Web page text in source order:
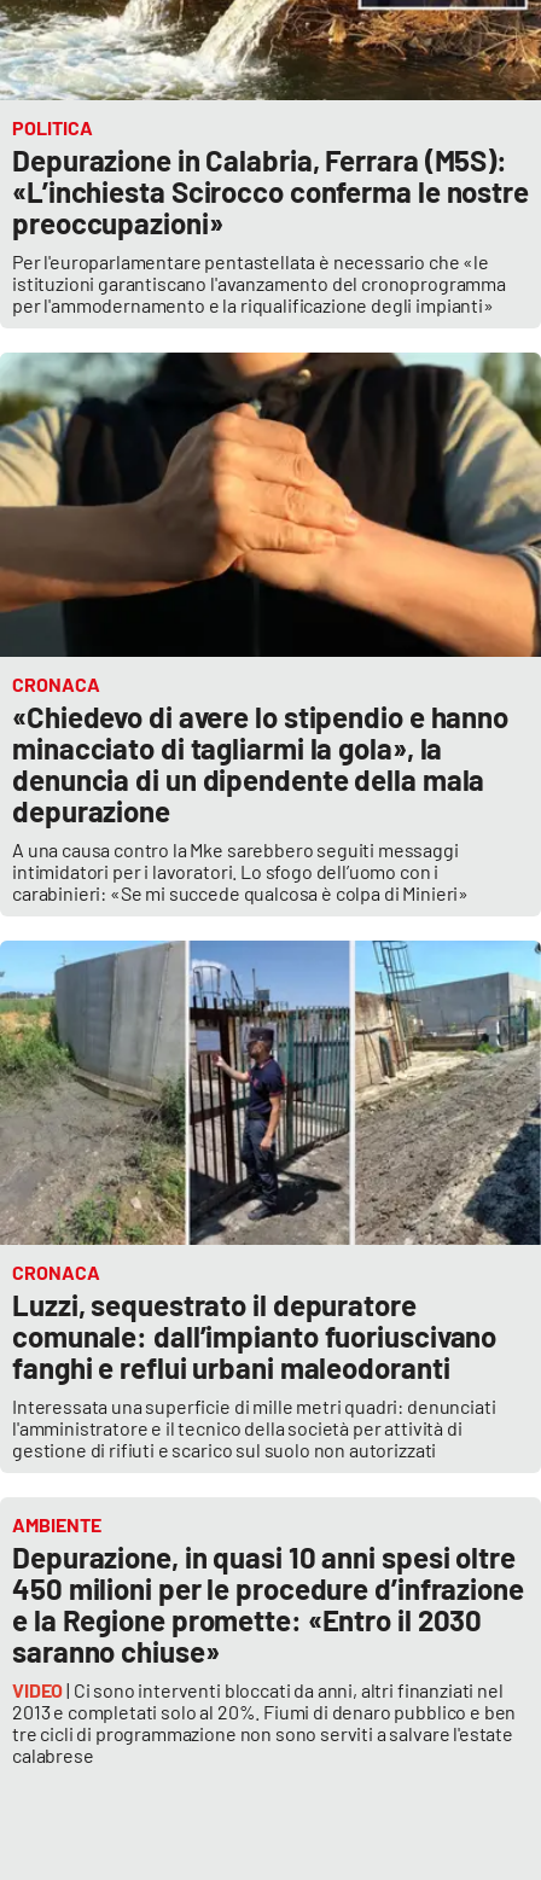
POLITICA
Depurazione in Calabria, Ferrara (M5S):
«L’inchiesta Scirocco conferma le nostre
preoccupazioni»
Per l'europarlamentare pentastellata è necessario che «le
istituzioni garantiscano l'avanzamento del cronoprogramma
per l'ammodernamento e la riqualificazione degli impianti»
CRONACA
«Chiedevo di avere lo stipendio e hanno
minacciato di tagliarmi la gola», la
denuncia di un dipendente della mala
depurazione
A una causa contro la Mke sarebbero seguiti messaggi
intimidatori per i lavoratori. Lo sfogo dell’uomo con i
carabinieri: «Se mi succede qualcosa è colpa di Minieri»
CRONACA
Luzzi, sequestrato il depuratore
comunale: dall’impianto fuoriuscivano
fanghi e reflui urbani maleodoranti
Interessata una superficie di mille metri quadri: denunciati
l'amministratore e il tecnico della società per attività di
gestione di rifiuti e scarico sul suolo non autorizzati
AMBIENTE
Depurazione, in quasi 10 anni spesi oltre
450 milioni per le procedure d’infrazione
e la Regione promette: «Entro il 2030
saranno chiuse»
VIDEO| Ci sono interventi bloccati da anni, altri finanziati nel
2013 e completati solo al 20%. Fiumi di denaro pubblico e ben
tre cicli di programmazione non sono serviti a salvare l'estate
calabrese